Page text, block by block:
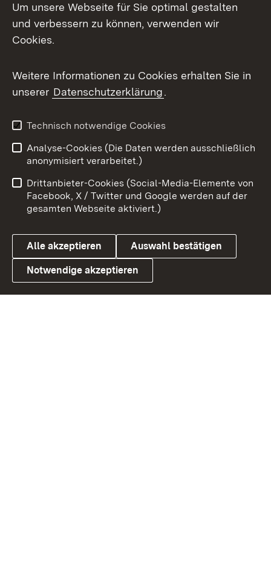
Mastodon
Messenger
Social Wall
X / Twitter
Youtube
Link zum Landesportal
Benutzungshinweise
Barrierefreiheit
Datenschutz
Cookies
Um unsere Webseite für Sie optimal gestalten
und verbessern zu können, verwenden wir
Cookies.
Weitere Informationen zu Cookies erhalten Sie in
unserer Datenschutzerklärung.
Technisch notwendige Cookies
Analyse-Cookies (Die Daten werden ausschließlich
anonymisiert verarbeitet.)
Drittanbieter-Cookies (Social-Media-Elemente von
Facebook, X / Twitter und Google werden auf der
gesamten Webseite aktiviert.)
Alle akzeptieren Auswahl bestätigen
Notwendige akzeptieren